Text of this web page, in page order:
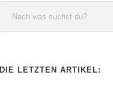
DIE LETZTEN ARTIKEL: